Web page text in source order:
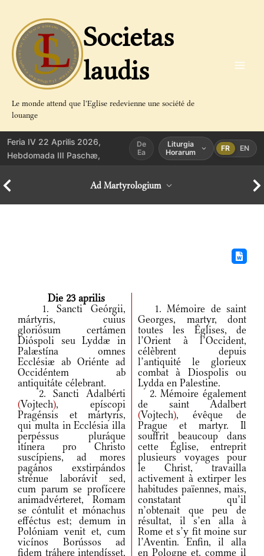
contenu
Societas
laudis
Le monde attend que l'Eglise redevienne une société de
louange
Feria IV 22 Aprilis 2026,
Hebdomada III Paschæ,
De
Ea
Liturgia
Horarum
FR EN
Ad Martyrologium
Die 23 aprilis
1. Sancti Geórgii,
mártyris, cuius
gloriósum certámen
Dióspoli seu Lyddæ in
Palæstína omnes
Ecclésiæ ab Oriénte ad
Occidéntem ab
antiquitáte célebrant.
1. Mémoire de saint
Georges, martyr, dont
toutes les Églises, de
l’Orient à l’Occident,
célèbrent depuis
l’antiquité le glorieux
combat à Diospolis ou
Lydda en Palestine.
2. Sancti Adalbérti
(Vojtech), epíscopi
Pragénsis et mártyris,
qui multa in Ecclésia illa
perpéssus pluráque
itínera pro Christo
suscípiens, ad mores
pagános exstirpándos
strénue laborávit sed,
cum parum se profícere
animadvérteret, Romam
se cóntulit et mónachus
efféctus est; demum in
Polóniam venit et, cum
vicínos Borússos ad
fidem tráhere intendísset,
2. Mémoire également
de saint Adalbert
(Vojtech), évêque de
Prague et martyr. Il
souffrit beaucoup dans
cette Église, entreprit
plusieurs voyages pour
le Christ, travailla
activement à extirper les
habitudes païennes, mais,
constatant qu’il
n’obtenait que peu de
résultat, il s’en alla à
Rome et s’y fit moine sur
l’Aventin. Enfin, il alla
en Pologne et, comme il